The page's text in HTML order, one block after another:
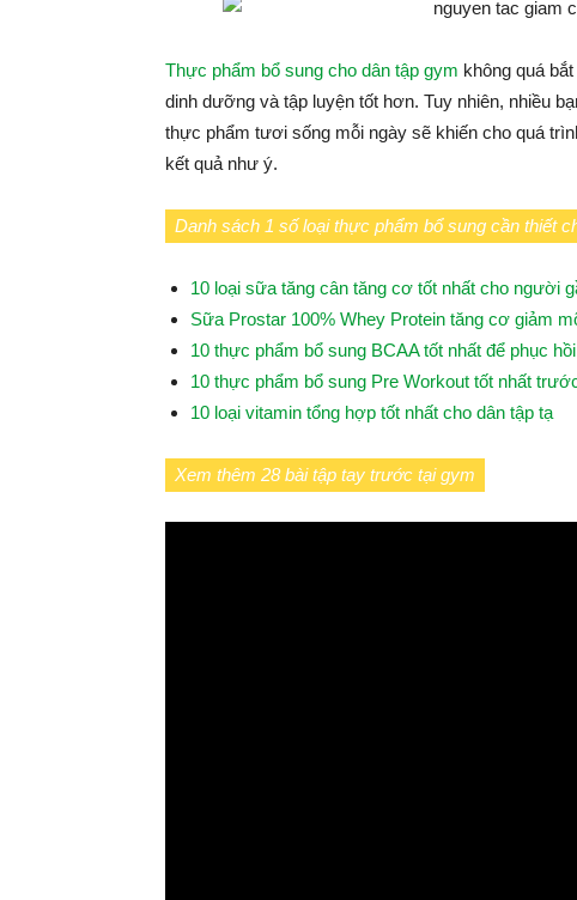
Thực phẩm bổ sung cho dân tập gym không quá
dinh dưỡng và tập luyện tốt hơn. Tuy nhiên, nhiều
thực phẩm tươi sống mỗi ngày sẽ khiến cho quá
kết quả như ý.
Danh sách 1 số loại thực phẩm bổ sung cần thiết
10 loại sữa tăng cân tăng cơ tốt nhất cho người
Sữa Prostar 100% Whey Protein tăng cơ giảm
10 thực phẩm bổ sung BCAA tốt nhất để phục
10 thực phẩm bổ sung Pre Workout tốt nhất
10 loại vitamin tổng hợp tốt nhất cho dân tập tạ
Xem thêm 28 bài tập tay trước tại gym